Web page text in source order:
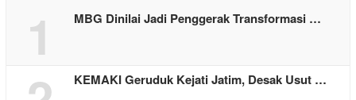
1 MBG Dinilai Jadi Penggerak Transformasi …
KEMAKI Geruduk Kejati Jatim, Desak Usut …